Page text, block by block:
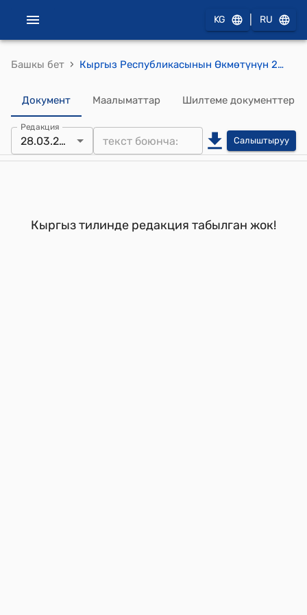
KG RU
Башкы бет › Кыргыз Республикасынын Өкмөтүнүн 2006-жылдын 16-январындагы № 25 "Жогорку патогендүү канаттуулар тумоосуна каршы чара көрүү боюнча Кыргыз Республикасынын улуттук планын бекитүү жөнүндө" токтому
Документ Маалыматтар Шилтеме документтер
Редакция
28.03.2016 Салыштыруу
Кыргыз тилинде редакция табылган жок!